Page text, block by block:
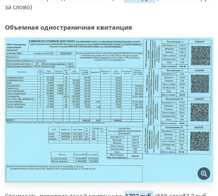
за слово)
Объемная одностраничная квитанция